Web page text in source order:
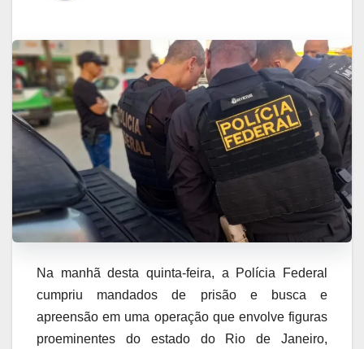
Na manhã desta quinta-feira, a Polícia Federal
cumpriu mandados de prisão e busca e
apreensão em uma operação que envolve figuras
proeminentes do estado do Rio de Janeiro,